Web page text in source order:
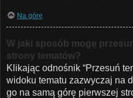
Na górę
W jaki sposób mogę
strony tematów?
Klikając odnośnik “Przesuń
widoku tematu zazwyczaj na
go na samą górę pierwszej